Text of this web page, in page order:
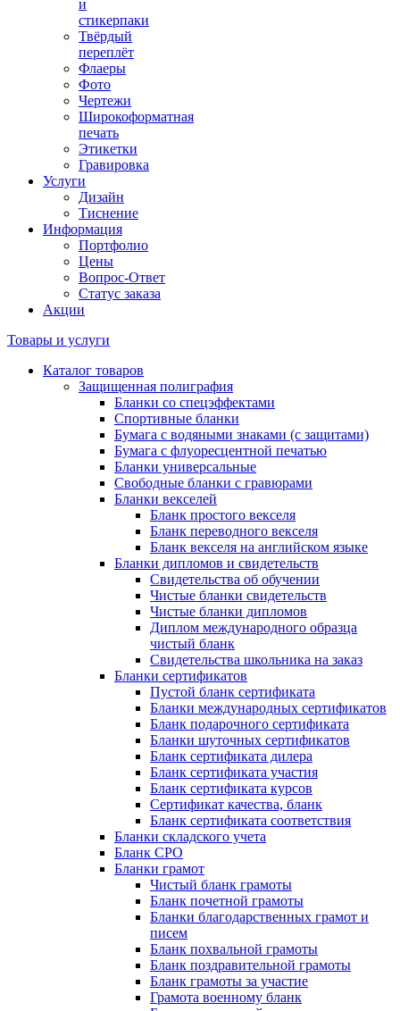
и
стикерпаки
Твёрдый
переплёт
Флаеры
Фото
Чертежи
Широкоформатная
печать
Этикетки
Гравировка
Услуги
Дизайн
Тиснение
Информация
Портфолио
Цены
Вопрос-Ответ
Статус заказа
Акции
Товары и услуги
Каталог товаров
Защищенная полиграфия
Бланки со спецэффектами
Спортивные бланки
Бумага с водяными знаками (с защитами)
Бумага с флуоресцентной печатью
Бланки универсальные
Свободные бланки с гравюрами
Бланки векселей
Бланк простого векселя
Бланк переводного векселя
Бланк векселя на английском языке
Бланки дипломов и свидетельств
Свидетельства об обучении
Чистые бланки свидетельств
Чистые бланки дипломов
Диплом международного образца
чистый бланк
Свидетельства школьника на заказ
Бланки сертификатов
Пустой бланк сертификата
Бланки международных сертификатов
Бланк подарочного сертификата
Бланки шуточных сертификатов
Бланк сертификата дилера
Бланк сертификата участия
Бланк сертификата курсов
Сертификат качества, бланк
Бланк сертификата соответствия
Бланки складского учета
Бланк СРО
Бланки грамот
Чистый бланк грамоты
Бланк почетной грамоты
Бланки благодарственных грамот и
писем
Бланк похвальной грамоты
Бланк поздравительной грамоты
Бланк грамоты за участие
Грамота военному бланк